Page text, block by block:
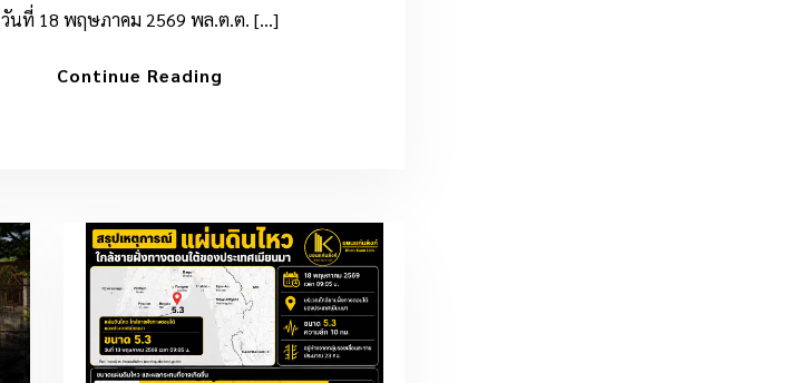
วันที่ 18 พฤษภาคม 2569 พล.ต.ต. […]
Continue Reading